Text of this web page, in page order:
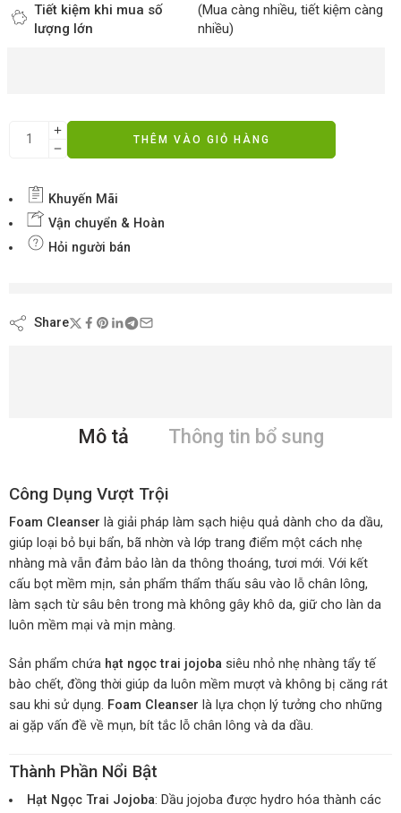
Tiết kiệm khi mua số
lượng lớn
(Mua càng nhiều, tiết kiệm càng
nhiều)
THÊM VÀO GIỎ HÀNG
Khuyến Mãi
Vận chuyển & Hoàn
Hỏi người bán
Share
Mô tả Thông tin bổ sung
Công Dụng Vượt Trội
Foam Cleanser là giải pháp làm sạch hiệu quả dành cho da dầu,
giúp loại bỏ bụi bẩn, bã nhờn và lớp trang điểm một cách nhẹ
nhàng mà vẫn đảm bảo làn da thông thoáng, tươi mới. Với kết
cấu bọt mềm mịn, sản phẩm thẩm thấu sâu vào lỗ chân lông,
làm sạch từ sâu bên trong mà không gây khô da, giữ cho làn da
luôn mềm mại và mịn màng.
Sản phẩm chứa hạt ngọc trai jojoba siêu nhỏ nhẹ nhàng tẩy tế
bào chết, đồng thời giúp da luôn mềm mượt và không bị căng rát
sau khi sử dụng. Foam Cleanser là lựa chọn lý tưởng cho những
ai gặp vấn đề về mụn, bít tắc lỗ chân lông và da dầu.
Thành Phần Nổi Bật
Hạt Ngọc Trai Jojoba: Dầu jojoba được hydro hóa thành các